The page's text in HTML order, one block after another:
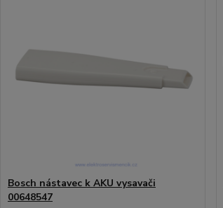
Bosch nástavec k AKU vysavači
00648547